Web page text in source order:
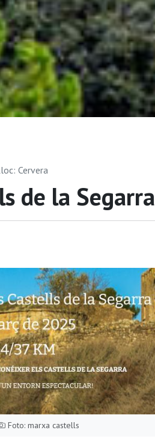
Cervera
de la Segarra
Foto: marxa castells